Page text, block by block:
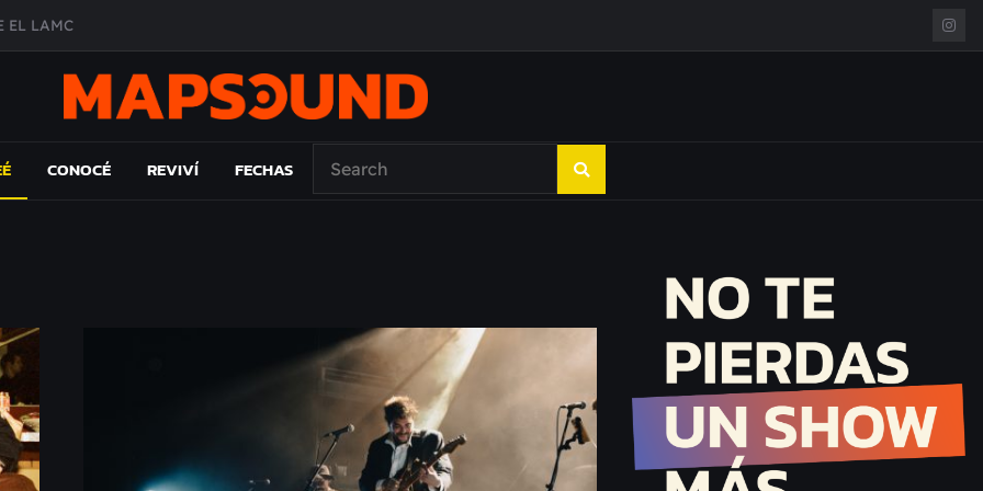
CONOCÉ REVIVÍ FECHAS